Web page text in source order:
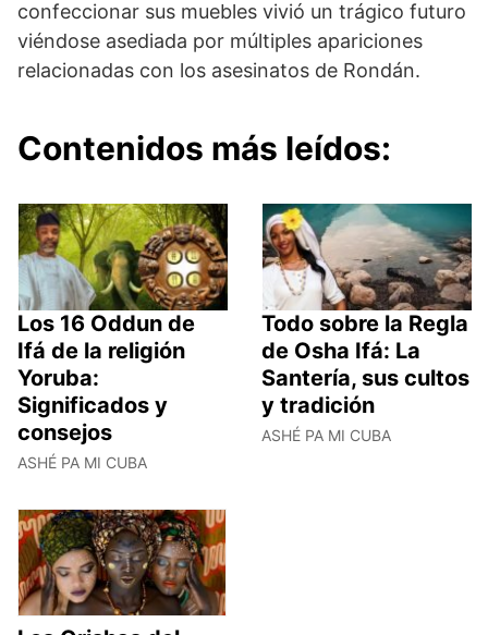
confeccionar sus muebles vivió un trágico futuro
viéndose asediada por múltiples apariciones
relacionadas con los asesinatos de Rondán.
Contenidos más leídos:
Los 16 Oddun de
Ifá de la religión
Yoruba:
Significados y
consejos
ASHÉ PA MI CUBA
Todo sobre la Regla
de Osha Ifá: La
Santería, sus cultos
y tradición
ASHÉ PA MI CUBA